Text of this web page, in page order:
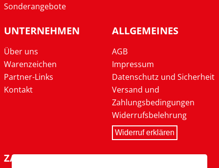
Sonderangebote
UNTERNEHMEN
Über uns
Warenzeichen
Partner-Links
Kontakt
ALLGEMEINES
AGB
Impressum
Datenschutz und Sicherheit
Versand und
Zahlungsbedingungen
Widerrufsbelehrung
Widerruf erklären
ZAHLARTEN